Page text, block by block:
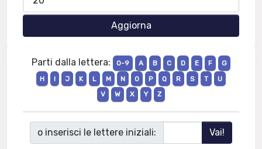
Parti dalla lettera: 0-9 A B C D E F
G
H
I J K L M N O P Q R S T
U
V
W X Y Z
o inserisci le lettere iniziali: